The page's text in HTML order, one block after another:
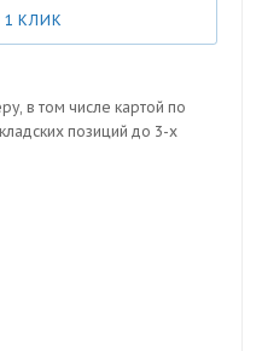
КЛИК
в том числе картой по
позиций до 3-х